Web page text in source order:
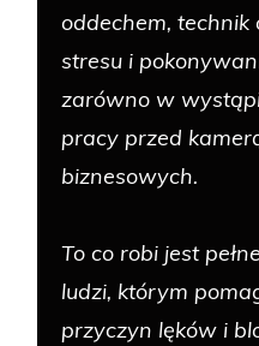
oddechem,
stresu i
zarówno w
pracy przed
biznesowych.
To co robi jest
ludzi, którym
przyczyn lęków i